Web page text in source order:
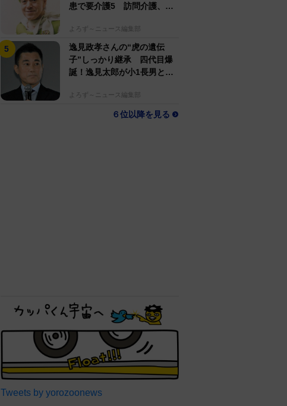
患で要介護5 訪問介護、看
よろず～ニュース編集部
逸見政孝さんの“虎の遺伝
子”しっかり継承 四代目爆
誕！逸見太郎が小1長男とと
よろず～ニュース編集部
６位以降を見る
Tweets by yorozoonews